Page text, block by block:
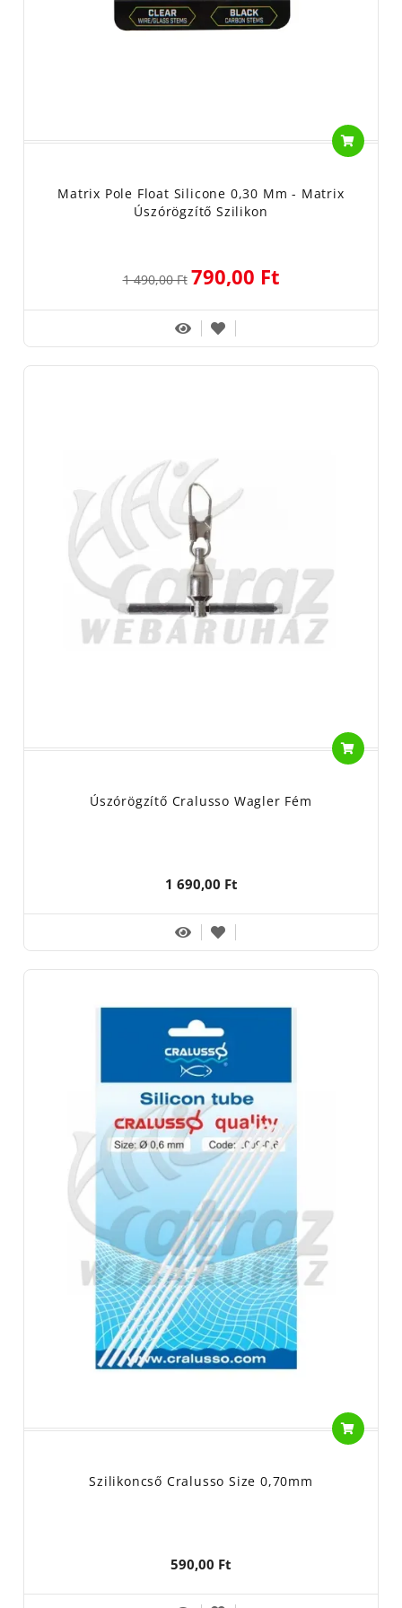
Matrix Pole Float Silicone 0,30 Mm - Matrix
Úszórögzítő Szilikon
1 490,00 Ft 790,00 Ft
Úszórögzítő Cralusso Wagler Fém
1 690,00 Ft
Szilikoncső Cralusso Size 0,70mm
590,00 Ft